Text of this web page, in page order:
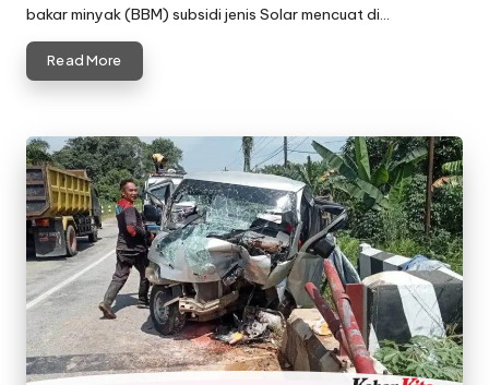
bakar minyak (BBM) subsidi jenis Solar mencuat di…
Read More